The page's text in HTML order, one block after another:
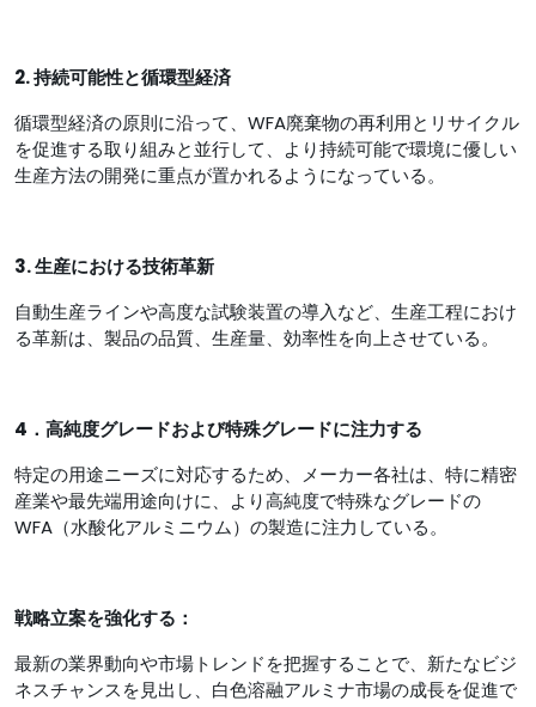
2. 持続可能性と循環型経済
循環型経済の原則に沿って、WFA廃棄物の再利用とリサイクル
を促進する取り組みと並行して、より持続可能で環境に優しい
生産方法の開発に重点が置かれるようになっている。
3. 生産における技術革新
自動生産ラインや高度な試験装置の導入など、生産工程におけ
る革新は、製品の品質、生産量、効率性を向上させている。
4．高純度グレードおよび特殊グレードに注力する
特定の用途ニーズに対応するため、メーカー各社は、特に精密
産業や最先端用途向けに、より高純度で特殊なグレードの
WFA（水酸化アルミニウム）の製造に注力している。
戦略立案を強化する：
最新の業界動向や市場トレンドを把握することで、新たなビジ
ネスチャンスを見出し、白色溶融アルミナ市場の成長を促進で